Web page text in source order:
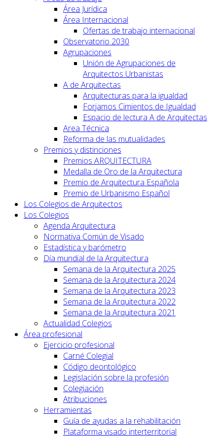
Área Jurídica
Área Internacional
Ofertas de trabajo internacional
Observatorio 2030
Agrupaciones
Unión de Agrupaciones de
Arquitectos Urbanistas
A de Arquitectas
Arquitecturas para la igualdad
Forjamos Cimientos de Igualdad
Espacio de lectura A de Arquitectas
Area Técnica
Reforma de las mutualidades
Premios y distinciones
Premios ARQUITECTURA
Medalla de Oro de la Arquitectura
Premio de Arquitectura Española
Premio de Urbanismo Español
Los Colegios de Arquitectos
Los Colegios
Agenda Arquitectura
Normativa Común de Visado
Estadística y barómetro
Día mundial de la Arquitectura
Semana de la Arquitectura 2025
Semana de la Arquitectura 2024
Semana de la Arquitectura 2023
Semana de la Arquitectura 2022
Semana de la Arquitectura 2021
Actualidad Colegios
Área profesional
Ejercicio profesional
Carné Colegial
Código deontológico
Legislación sobre la profesión
Colegiación
Atribuciones
Herramientas
Guía de ayudas a la rehabilitación
Plataforma visado interterritorial